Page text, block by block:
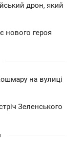
дрон, який
нового героя
на вулиці
Зеленського